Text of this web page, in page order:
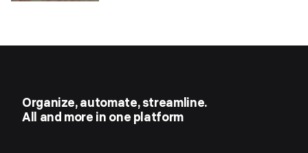
Organize, automate, streamline.
All and more in one platform